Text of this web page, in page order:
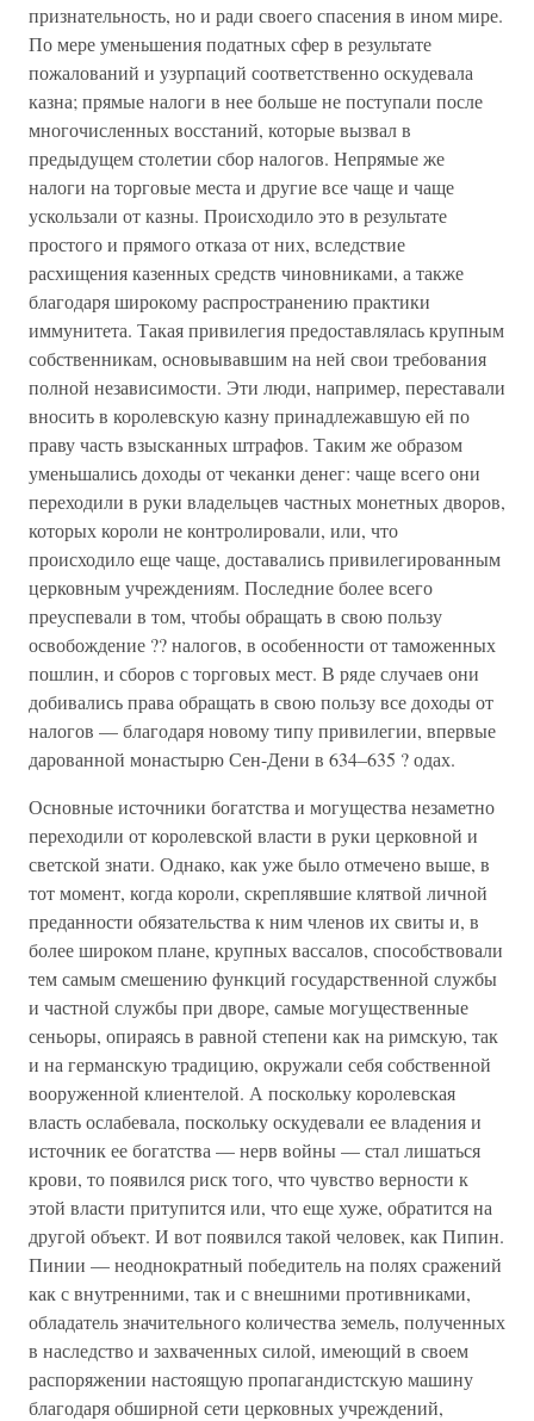
признательность, но и ради своего спасения в ином мире.
По мере уменьшения податных сфер в результате
пожалований и узурпаций соответственно оскудевала
казна; прямые налоги в нее больше не поступали после
многочисленных восстаний, которые вызвал в
предыдущем столетии сбор налогов. Непрямые же
налоги на торговые места и другие все чаще и чаще
ускользали от казны. Происходило это в результате
простого и прямого отказа от них, вследствие
расхищения казенных средств чиновниками, а также
благодаря широкому распространению практики
иммунитета. Такая привилегия предоставлялась крупным
собственникам, основывавшим на ней свои требования
полной независимости. Эти люди, например, переставали
вносить в королевскую казну принадлежавшую ей по
праву часть взысканных штрафов. Таким же образом
уменьшались доходы от чеканки денег: чаще всего они
переходили в руки владельцев частных монетных дворов,
которых короли не контролировали, или, что
происходило еще чаще, доставались привилегированным
церковным учреждениям. Последние более всего
преуспевали в том, чтобы обращать в свою пользу
освобождение ?? налогов, в особенности от таможенных
пошлин, и сборов с торговых мест. В ряде случаев они
добивались права обращать в свою пользу все доходы от
налогов — благодаря новому типу привилегии, впервые
дарованной монастырю Сен-Дени в 634–635 ? одах.
Основные источники богатства и могущества незаметно
переходили от королевской власти в руки церковной и
светской знати. Однако, как уже было отмечено выше, в
тот момент, когда короли, скреплявшие клятвой личной
преданности обязательства к ним членов их свиты и, в
более широком плане, крупных вассалов, способствовали
тем самым смешению функций государственной службы
и частной службы при дворе, самые могущественные
сеньоры, опираясь в равной степени как на римскую, так
и на германскую традицию, окружали себя собственной
вооруженной клиентелой. А поскольку королевская
власть ослабевала, поскольку оскудевали ее владения и
источник ее богатства — нерв войны — стал лишаться
крови, то появился риск того, что чувство верности к
этой власти притупится или, что еще хуже, обратится на
другой объект. И вот появился такой человек, как Пипин.
Пинии — неоднократный победитель на полях сражений
как с внутренними, так и с внешними противниками,
обладатель значительного количества земель, полученных
в наследство и захваченных силой, имеющий в своем
распоряжении настоящую пропагандистскую машину
благодаря обширной сети церковных учреждений,